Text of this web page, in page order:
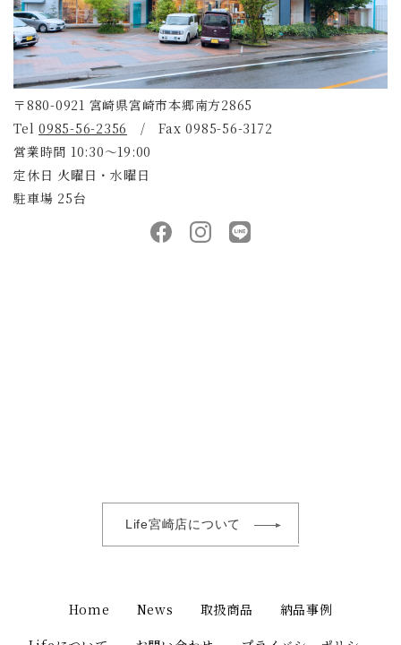
〒880-0921 宮崎県宮崎市本郷南方2865
Tel 0985-56-2356 / Fax 0985-56-3172
営業時間 10:30～19:00
定休日 火曜日・水曜日
駐車場 25台
Life宮崎店について
Home News 取扱商品
納品事例